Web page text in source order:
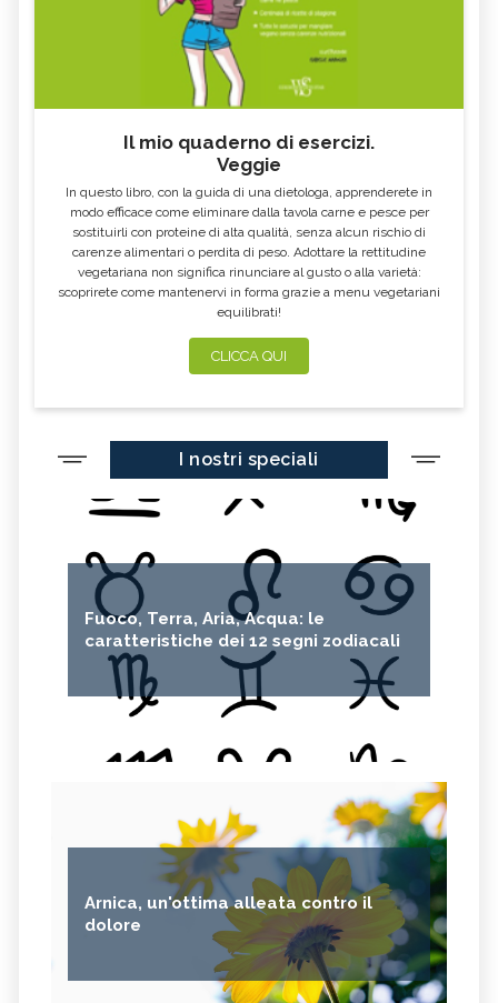
Il mio quaderno di esercizi.
Veggie
In questo libro, con la guida di una dietologa, apprenderete in
modo efficace come eliminare dalla tavola carne e pesce per
sostituirli con proteine di alta qualità, senza alcun rischio di
carenze alimentari o perdita di peso. Adottare la rettitudine
vegetariana non significa rinunciare al gusto o alla varietà:
scoprirete come mantenervi in forma grazie a menu vegetariani
equilibrati!
CLICCA QUI
I nostri speciali
Fuoco, Terra, Aria, Acqua: le
caratteristiche dei 12 segni zodiacali
Arnica, un'ottima alleata contro il
dolore